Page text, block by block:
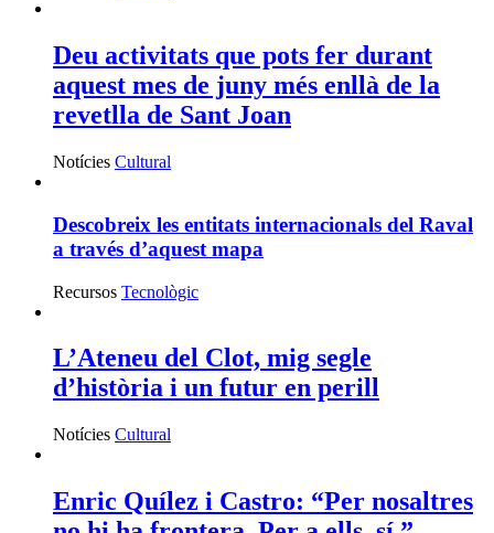
Deu activitats que pots fer durant
aquest mes de juny més enllà de la
revetlla de Sant Joan
Notícies Cultural
Descobreix les entitats internacionals del Raval
a través d’aquest mapa
Recursos Tecnològic
L’Ateneu del Clot, mig segle
d’història i un futur en perill
Notícies Cultural
Enric Quílez i Castro: “Per nosaltres